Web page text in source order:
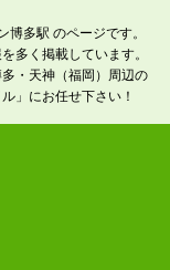
多駅 のページです。
多く掲載しています。
・天神（福岡）周辺の
」にお任せ下さい！